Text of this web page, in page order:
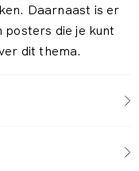
Daarnaast is er
die je kunt
dit thema.